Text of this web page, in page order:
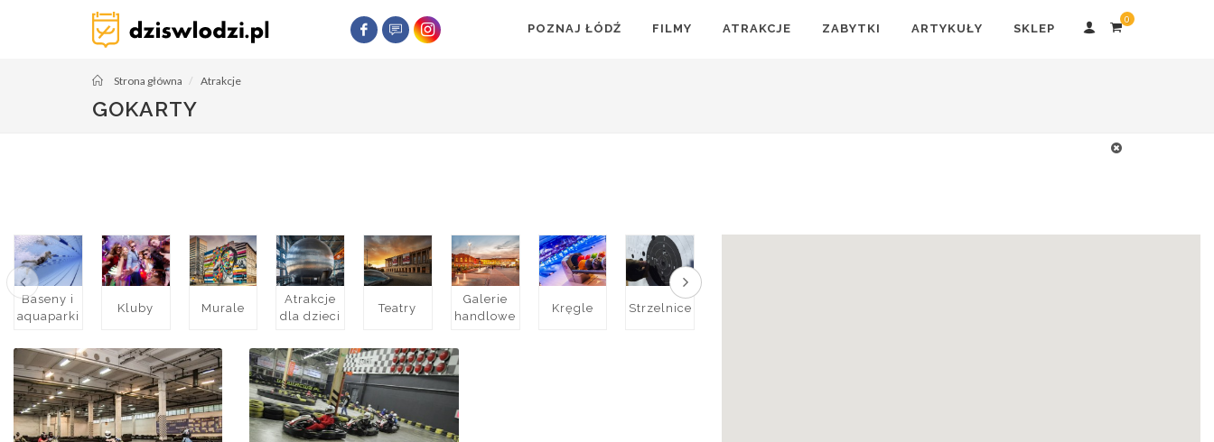
0
POZNAJ ŁÓDŹ FILMY ATRAKCJE ZABYTKI ARTYKUŁY SKLEP
Strona główna Atrakcje
GOKARTY
Baseny i
aquaparki
Kluby Murale
Atrakcje
dla dzieci
Teatry
Galerie
handlowe
Kręgle Strzelnice